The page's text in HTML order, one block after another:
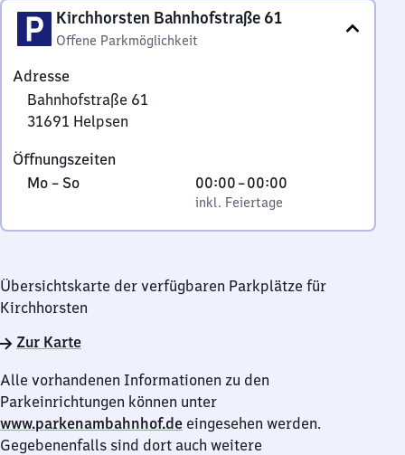
Kirchhorsten Bahnhofstraße 61
Offene Parkmöglichkeit
Adresse
Bahnhofstraße 61
31691 Helpsen
61,
3
6
Helpsen
Öffnungszeiten
Montag
Sonntag
Mo – So,
00:00–00:00
Von
0
Uhr
Uhr
inkl. Feiertage
Übersichtskarte der verfügbaren Parkplätze für
Kirchhorsten
Zur Karte
Alle vorhandenen Informationen zu den
Parkeinrichtungen können unter
www.parkenambahnhof.de eingesehen werden.
Gegebenenfalls sind dort auch weitere